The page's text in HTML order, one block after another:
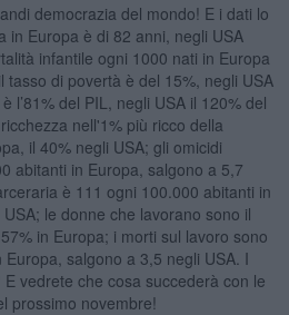
democrazia del mondo! E i dati lo
in Europa è di 82 anni, negli USA
infantile ogni 1000 nati in Europa
tasso di povertà è del 15%, negli USA
l’81% del PIL, negli USA il 120% del
nell'1% più ricco della
il 40% negli USA; gli omicidi
abitanti in Europa, salgono a 5,7
è 111 ogni 100.000 abitanti in
le donne che lavorano sono il
in Europa; i morti sul lavoro sono
salgono a 3,5 negli USA. I
vedrete che cosa succederà con le
prossimo novembre!